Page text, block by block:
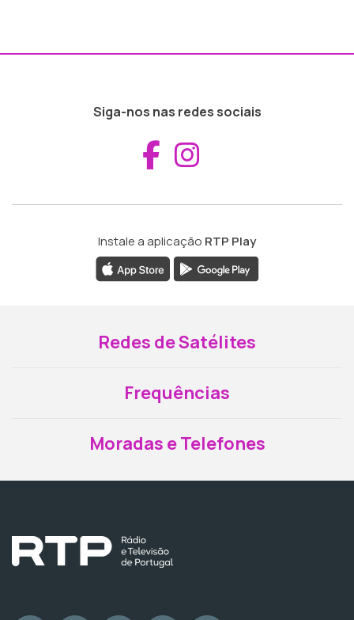
Siga-nos nas redes sociais
Aceder ao
Instale a aplicação RTP Play
Redes de Satélites
Frequências
Moradas e Telefones